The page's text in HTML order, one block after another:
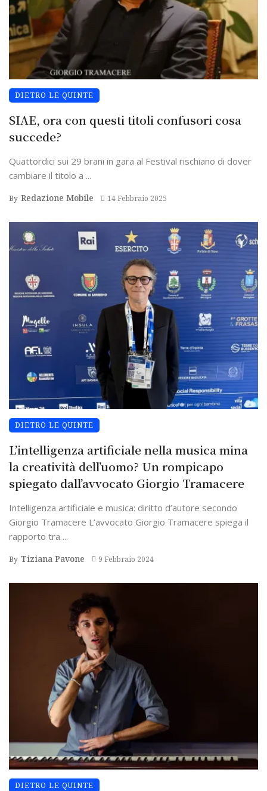
DIETRO LE QUINTE
SIAE, ora con questi titoli confusori cosa
succede?
Quattordici sui 29 brani in gara al Festival rischiano di dover
cambiare il titolo a ...
By Redazione Mobile 14 Febbraio 2025
DIETRO LE QUINTE
L’intelligenza artificiale nella musica mina
la creatività dell’uomo? Un rompicapo
spiegato dall’avvocato Giorgio Tramacere
Intelligenza artificiale e musica: diritto d’autore secondo
Giorgio Tramacere L’avvocato Giorgio Tramacere spiega il
rapporto tra ...
By Tiziana Pavone 9 Febbraio 2024
DIETRO LE QUINTE